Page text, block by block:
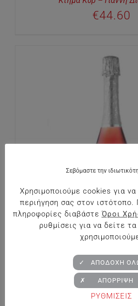
€44.60
Κτήμα Κυρ – Γιάννη
€14.90
Σεβόμαστε την
Χρησιμοποιούμε cookies για
περιήγηση σας στον ιστότοπο.
πληροφορίες διαβάστε Όροι
ρυθμίσεις για να δείτε
ΡΥΘΜΙΣΕΙΣ
✓ ΑΠΟΔΟΧΗ
✗